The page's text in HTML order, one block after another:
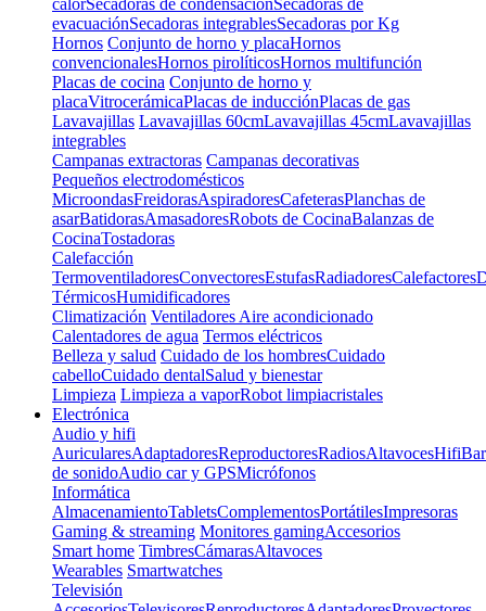
calorSecadoras de condensaciónSecadoras de
evacuaciónSecadoras integrablesSecadoras por Kg
Hornos Conjunto de horno y placaHornos
convencionalesHornos pirolíticosHornos multifunción
Placas de cocina Conjunto de horno y
placaVitrocerámicaPlacas de inducciónPlacas de gas
Lavavajillas Lavavajillas 60cmLavavajillas 45cmLavavajillas
integrables
Campanas extractoras Campanas decorativas
Pequeños electrodomésticos
MicroondasFreidorasAspiradoresCafeterasPlanchas de
asarBatidorasAmasadoresRobots de CocinaBalanzas de
CocinaTostadoras
Calefacción
TermoventiladoresConvectoresEstufasRadiadoresCalefactores
TérmicosHumidificadores
Climatización Ventiladores Aire acondicionado
Calentadores de agua Termos eléctricos
Belleza y salud Cuidado de los hombresCuidado
cabelloCuidado dentalSalud y bienestar
Limpieza Limpieza a vaporRobot limpiacristales
Electrónica
Audio y hifi
AuricularesAdaptadoresReproductoresRadiosAltavocesHifi
de sonidoAudio car y GPSMicrófonos
Informática
AlmacenamientoTabletsComplementosPortátilesImpresoras
Gaming & streaming Monitores gamingAccesorios
Smart home TimbresCámarasAltavoces
Wearables Smartwatches
Televisión